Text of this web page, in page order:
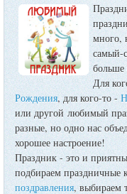
много,
самый-
больше
Для
Рождения, для кого-то -
или другой любимый
разные, но одно нас
хорошее настроение!
Праздник - это и
подбираем
поздравления, выбираем